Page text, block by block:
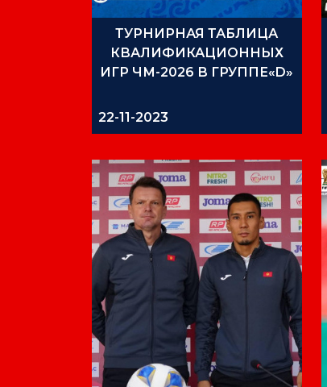
ТУРНИРНАЯ ТАБЛИЦА
КВАЛИФИКАЦИОННЫХ
ИГР ЧМ-2026 В ГРУППЕ«D»
22-11-2023